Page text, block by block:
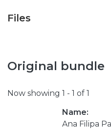
Files
Original bundle
Now showing 1 - 1 of 1
Name:
Ana Filipa